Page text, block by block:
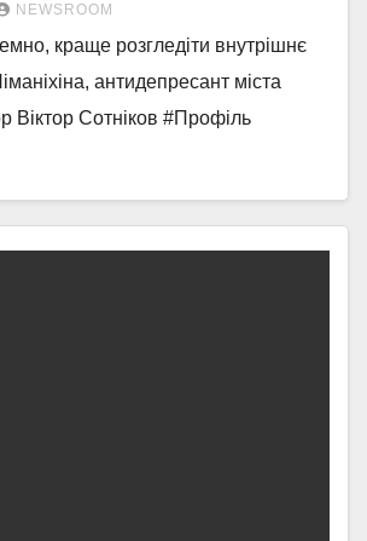
NEWSROOM
краще розгледіти внутрішнє
антидепресант міста
Віктор Сотніков #Профіль